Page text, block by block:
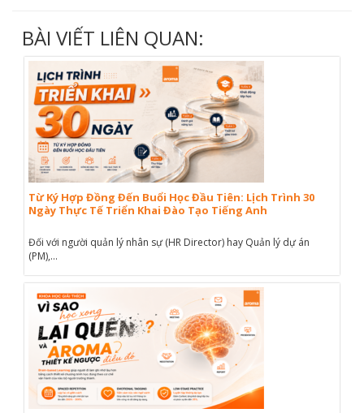
BÀI VIẾT LIÊN QUAN:
Từ Ký Hợp Đồng Đến Buổi Học Đầu Tiên: Lịch Trình 30
Ngày Thực Tế Triển Khai Đào Tạo Tiếng Anh
Đối với người quản lý nhân sự (HR Director) hay Quản lý dự án
(PM),...